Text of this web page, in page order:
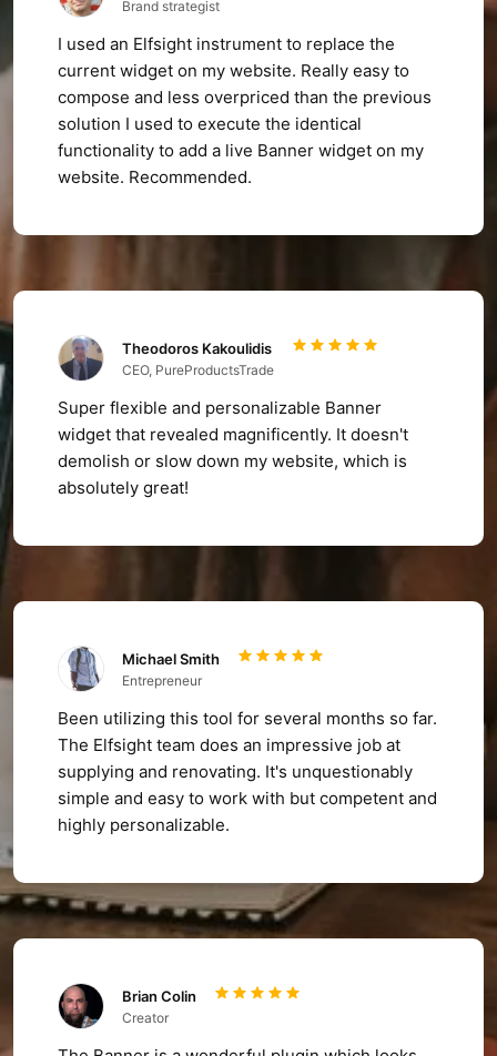
Brand strategist
I used an Elfsight instrument to replace the
current widget on my website. Really easy to
compose and less overpriced than the previous
solution I used to execute the identical
functionality to add a live Banner widget on my
website. Recommended.
Theodoros Kakoulidis
CEO, PureProductsTrade
Super flexible and personalizable Banner
widget that revealed magnificently. It doesn't
demolish or slow down my website, which is
absolutely great!
Michael Smith
Entrepreneur
Been utilizing this tool for several months so far.
The Elfsight team does an impressive job at
supplying and renovating. It's unquestionably
simple and easy to work with but competent and
highly personalizable.
Brian Colin
Creator